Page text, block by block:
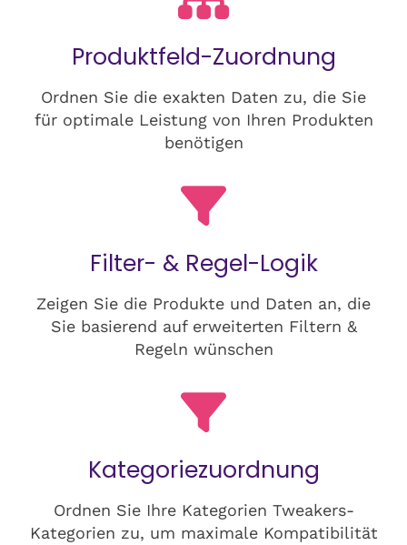
Produktfeld-Zuordnung
Ordnen Sie die exakten Daten zu, die Sie
für optimale Leistung von Ihren Produkten
benötigen
Filter- & Regel-Logik
Zeigen Sie die Produkte und Daten an, die
Sie basierend auf erweiterten Filtern &
Regeln wünschen
Kategoriezuordnung
Ordnen Sie Ihre Kategorien Tweakers-
Kategorien zu, um maximale Kompatibilität